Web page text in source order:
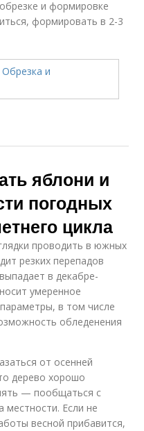
и формировке
формировать в 2-3
яблони и
погодных
цикла
проводить в южных
резких перепадов
в декабре-
умеренное
в том числе
обледенения
от осенней
дерево хорошо
— пообщаться с
Если не
весной прибавится,